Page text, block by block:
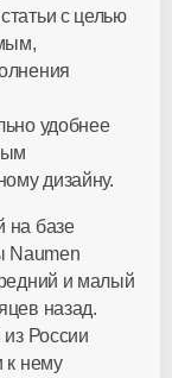
с целью
удобнее
дизайну.
на базе
Naumen
и малый
назад.
России
к нему